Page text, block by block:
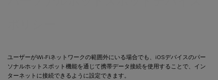
ユーザーがWi-Fiネットワークの範囲外にいる場合でも、iOSデバイスのパー
ソナルホットスポット機能を通じて携帯データ接続を使用することで、イン
ターネットに接続できるように設定できます。